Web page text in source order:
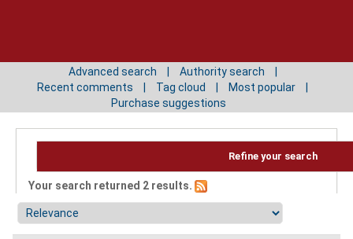
Advanced search
Authority search
Recent comments
Tag cloud
Most popular
Purchase suggestions
Refine your search
Your search returned 2 results.